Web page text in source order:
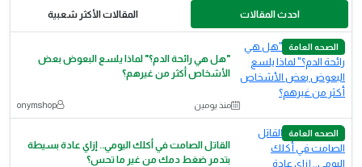
احدث المقالات المقالات الأكثر شعبية
الصحه العامة
"هل هي رائحة الدم؟" لماذا يلسع البعوض بعض
الأشخاص أكثر من غيرهم؟
منذ يومين onymshop
الصحه العامة
القاتل الصامت في أكلك اليومي.. إزاي عادة بسيطة
بتدمر ضغط دمك من غير ما تحس؟